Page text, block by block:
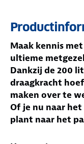
Maak kennis
ultieme
Dankzij de 200
draagkracht
maken over te
Of je nu naar
plant naar het